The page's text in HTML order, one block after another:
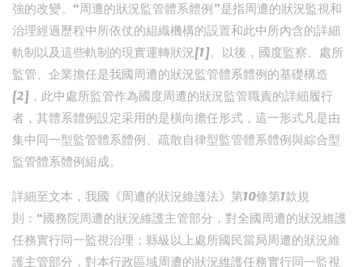
強的改變。“周遭的狀況監管體系體例”是指周遭的狀況監視和
治理經過歷程中所依仗的組織機構的設置和此中所內含的詳細
軌制以及這些軌制的現實運轉狀況[1]。以後，國度監察、處所
監管、企業擔任是我國周遭的狀況監管體系體例的基礎構造
[2]，此中處所監管作為國度周遭的狀況監管職責的詳細履行
者，其體系體例設定采用的是橫向擔任形式，這一形式凡是由
集中同一型監管體系體例、疏散自律型監管體系體例與綜合型
監管體系體例組成。
詳細至文本，我國《周遭的狀況維護法》第10條第1款規
則：“國務院周遭的狀況維護主管部分，對全國周遭的狀況維護
任務實行同一監視治理；縣級以上處所國民當局周遭的狀況維
護主管部分，對本行政區域周遭的狀況維護任務實行同一監視